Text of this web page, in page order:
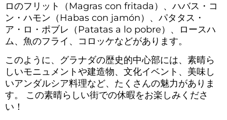
ロのフリット（Magras con fritada）、ハバス・コ
ン・ハモン（Habas con jamón）、パタタス・
ア・ロ・ポブレ（Patatas a lo pobre）、ロースハ
ム、魚のフライ、コロッケなどがあります。
このように、グラナダの歴史的中心部には、素晴ら
しいモニュメントや建造物、文化イベント、美味し
いアンダルシア料理など、たくさんの魅力がありま
す。 この素晴らしい街での休暇をお楽しみくださ
い！